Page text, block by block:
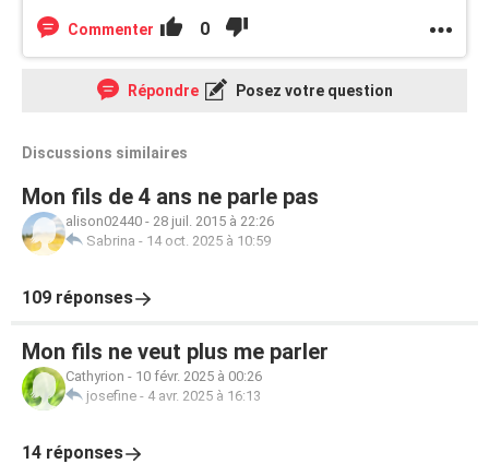
Commenter 0
Répondre Posez votre question
Discussions similaires
Mon fils de 4 ans ne parle pas
alison02440 - 28 juil. 2015 à 22:26
Sabrina - 14 oct. 2025 à 10:59
109 réponses
Mon fils ne veut plus me parler
Cathyrion - 10 févr. 2025 à 00:26
josefine - 4 avr. 2025 à 16:13
14 réponses